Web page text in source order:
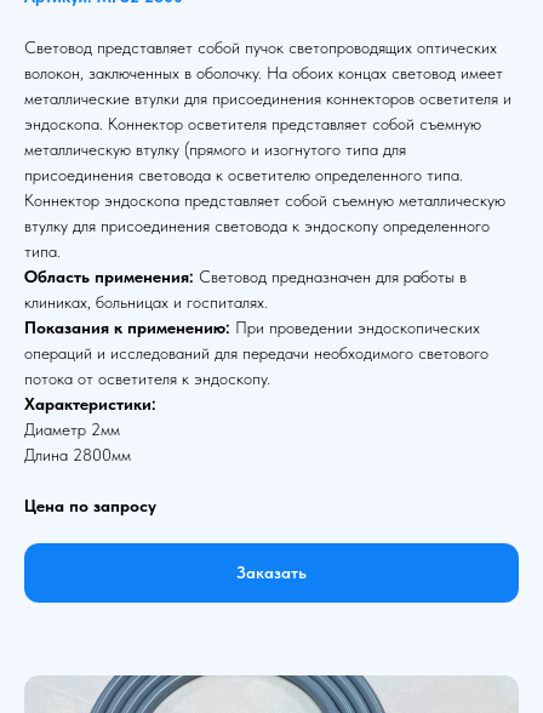
Световод представляет собой пучок светопроводящих оптических
волокон, заключенных в оболочку. На обоих концах световод имеет
металлические втулки для присоединения коннекторов осветителя и
эндоскопа. Коннектор осветителя представляет собой съемную
металлическую втулку (прямого и изогнутого типа для
присоединения световода к осветителю определенного типа.
Коннектор эндоскопа представляет собой съемную металлическую
втулку для присоединения световода к эндоскопу определенного
типа.
Область применения: Световод предназначен для работы в
клиниках, больницах и госпиталях.
Показания к применению: При проведении эндоскопических
операций и исследований для передачи необходимого светового
потока от осветителя к эндоскопу.
Характеристики:
Диаметр 2мм
Длина 2800мм
Цена по запросу
Заказать